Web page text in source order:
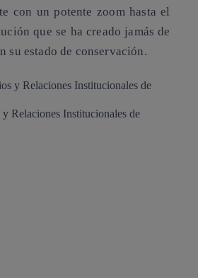
con un potente zoom hasta el
que se ha creado jamás de
su estado de conservación.
Relaciones Institucionales de